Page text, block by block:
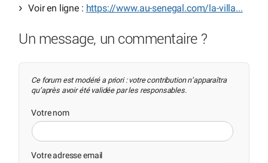
Voir en ligne : https://www.au-senegal.com/la-villa...
Un message, un commentaire ?
Ce forum est modéré a priori : votre contribution n’apparaîtra
qu’après avoir été validée par les responsables.
Votre nom
Votre adresse email